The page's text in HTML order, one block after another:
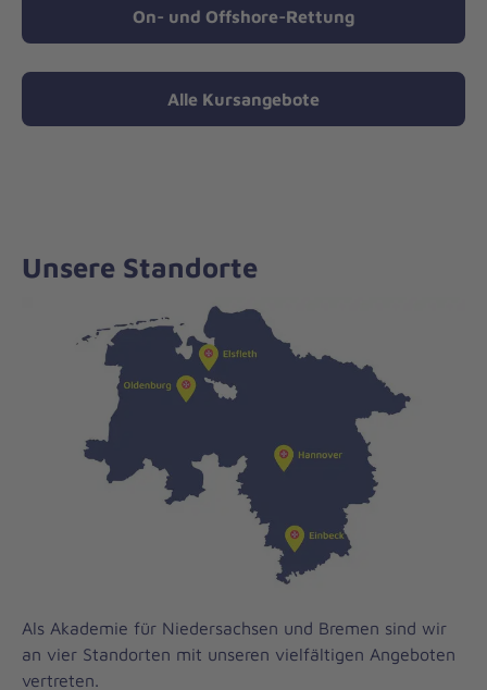
On- und Offshore-Rettung
Alle Kursangebote
Unsere Standorte
Als Akademie für Niedersachsen und Bremen sind wir
an vier Standorten mit unseren vielfältigen Angeboten
vertreten.